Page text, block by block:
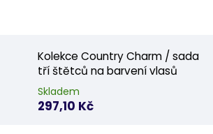
Kolekce Country Charm / sada
tří štětců na barvení vlasů
Skladem
297,10 Kč